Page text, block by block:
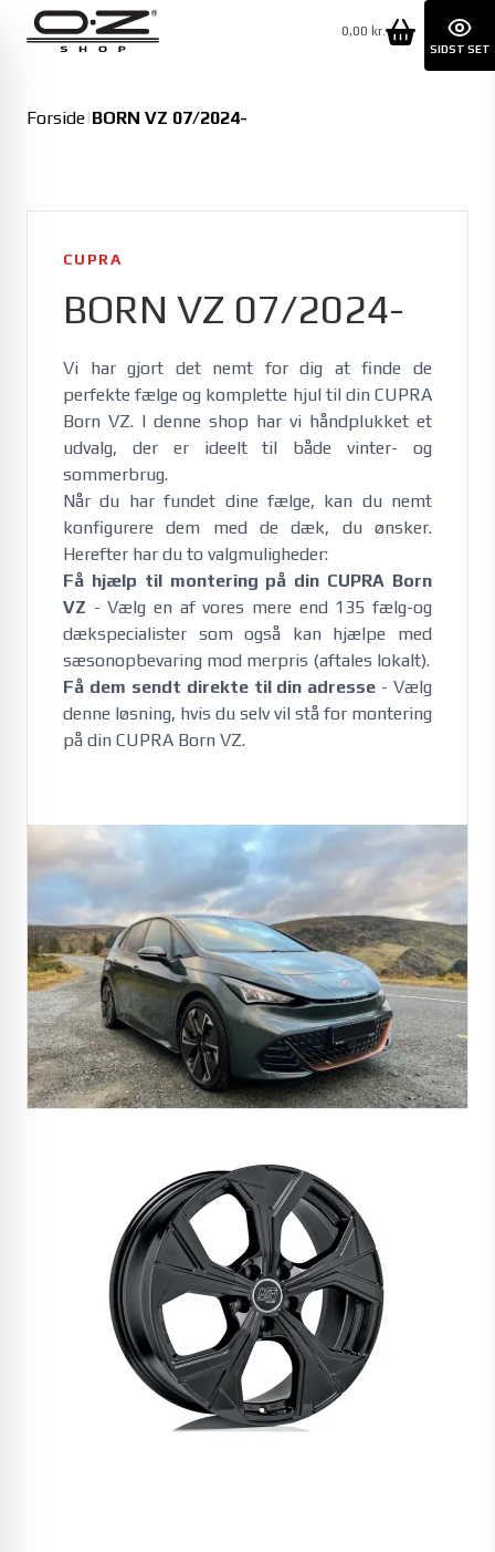
0,00 kr.
Forside|BORN VZ 07/2024-
CUPRA
BORN VZ 07/2024-
Vi har gjort det nemt for dig at finde de
perfekte fælge og komplette hjul til din CUPRA
Born VZ. I denne shop har vi håndplukket et
udvalg, der er ideelt til både vinter- og
sommerbrug.
Når du har fundet dine fælge, kan du nemt
konfigurere dem med de dæk, du ønsker.
Herefter har du to valgmuligheder:
Få hjælp til montering på din CUPRA Born
VZ - Vælg en af vores mere end 135 fælg-og
dækspecialister som også kan hjælpe med
sæsonopbevaring mod merpris (aftales lokalt).
Få dem sendt direkte til din adresse - Vælg
denne løsning, hvis du selv vil stå for montering
på din CUPRA Born VZ.
SIDST SET